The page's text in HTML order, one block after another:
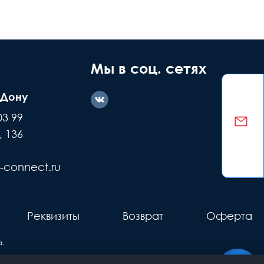
детали +
Делаем обмен
99
136
connect.ru
Мы в соц. сетях
Реквизиты Возврат Оферта